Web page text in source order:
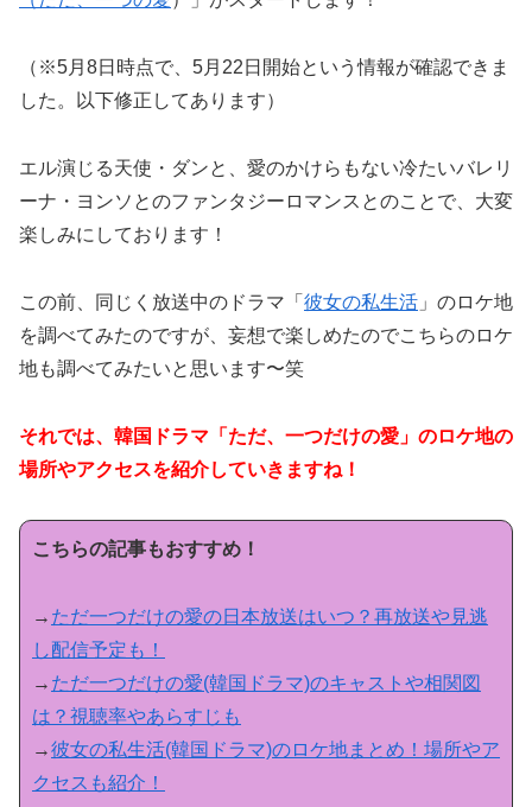
（※5月8日時点で、5月22日開始という情報が確認できま
した。以下修正してあります）
エル演じる天使・ダンと、愛のかけらもない冷たいバレリ
ーナ・ヨンソとのファンタジーロマンスとのことで、大変
楽しみにしております！
この前、同じく放送中のドラマ「 彼女の私生活 」のロケ地
を調べてみたのですが、妄想で楽しめたのでこちらのロケ
地も調べてみたいと思います〜笑
それでは、韓国ドラマ「ただ、一つだけの愛」のロケ地の
場所やアクセスを紹介していきますね！
こちらの記事もおすすめ！
→ ただ一つだけの愛の日本放送はいつ？再放送や見逃
し配信予定も！
→ ただ一つだけの愛(韓国ドラマ)のキャストや相関図
は？視聴率やあらすじも
→彼女の私生活(韓国ドラマ)のロケ地まとめ！場所やア
クセスも紹介！